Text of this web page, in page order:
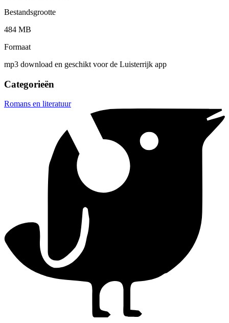
Bestandsgrootte
484 MB
Formaat
mp3 download en geschikt voor de Luisterrijk app
Categorieën
Romans en literatuur